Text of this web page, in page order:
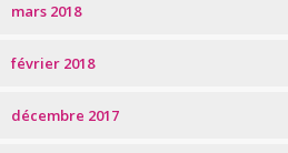
mars 2018
février 2018
décembre 2017